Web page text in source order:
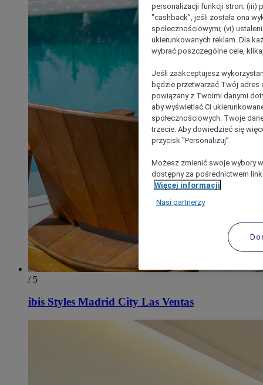
/ 5
ibis Styles Madrid City Las Ventas
personalizacji funkcji stron; (iii)
"cashback”, jeśli została ona
społecznościowymi; (vi)
ukierunkowanych reklam. Dla
wybrać poszczególne cele,
Jeśli zaakceptujesz
będzie przetwarzać Twój adres
powiązany z Twoimi danymi
aby wyświetlać Ci
społecznościowych. Twoje
trzecie. Aby dowiedzieć się
przycisk "Personalizuj”.
Możesz zmienić swoje wybory
dostępny za pośrednictwem
Więcej informacji
Nasi partnerzy